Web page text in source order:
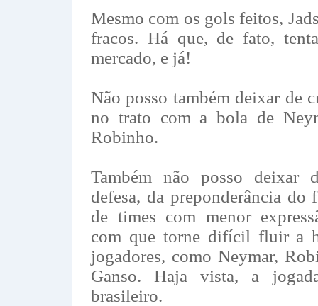
Mesmo com os gols feitos,
fracos. Há que, de fato,
mercado, e já!
Não posso também deixar de
no trato com a bola de
Robinho.
Também não posso deixar
defesa, da preponderância do
de times com menor
com que torne difícil fluir a
jogadores, como Neymar,
Ganso. Haja vista, a
brasileiro.